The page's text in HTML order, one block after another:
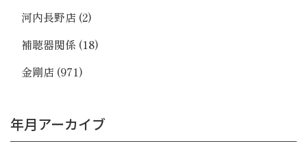
河内長野店 (2)
補聴器関係 (18)
金剛店 (971)
年月アーカイブ